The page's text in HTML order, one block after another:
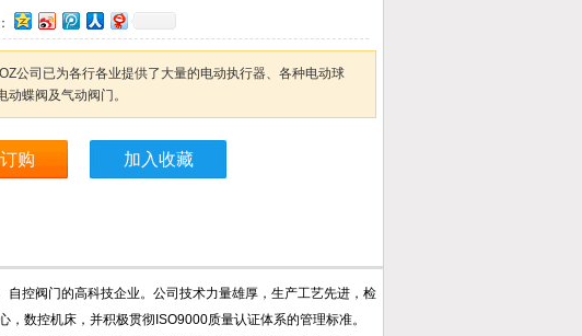
公司已为各行各业提供了大量的电动执行器、各种电动球
动蝶阀及气动阀门。
购 加入收藏
控阀门的高科技企业。公司技术力量雄厚，生产工艺先进，检
数控机床，并积极贯彻ISO9000质量认证体系的管理标准。